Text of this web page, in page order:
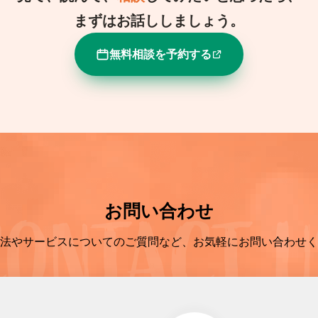
まずはお話ししましょう。
無料相談を予約する
お問い合わせ
やサービスについてのご質問など、お気軽にお問い合わせ